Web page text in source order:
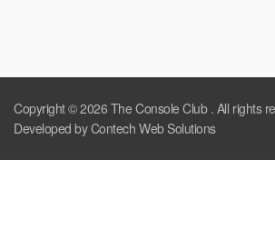
Copyright © 2026 The Console Club. All rights
Developed by Contech Web Solutions